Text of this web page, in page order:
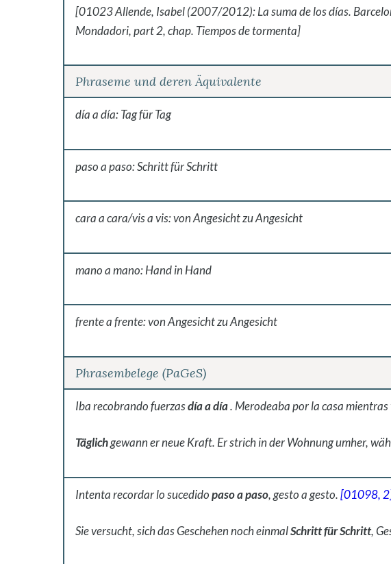
[01023 Allende, Isabel (2007/2012): La suma de los días.
Mondadori, part 2, chap. Tiempos de tormenta]
Phraseme und deren Äquivalente
día a día:Tag für Tag
paso a paso: Schritt für Schritt
cara a cara/vis a vis: von Angesicht zu Angesicht
mano a mano: Hand in Hand
frente a frente: von Angesicht zu Angesicht
Phrasembelege (PaGeS)
Iba recobrando fuerzasdíaadía. Merodeaba por la casa
Täglichgewann er neue Kraft. Er strich in der Wohnung umher,
Intenta recordar lo sucedidopasoapaso, gesto a gesto.[01098,
Sie versucht, sich das Geschehen noch einmalSchritt für Schritt,